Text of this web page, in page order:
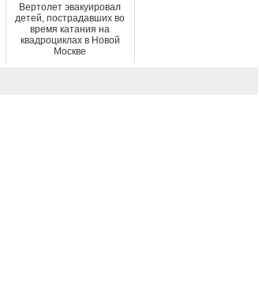
Вертолет эвакуировал
детей, пострадавших во
время катания на
квадроциклах в Новой
Москве